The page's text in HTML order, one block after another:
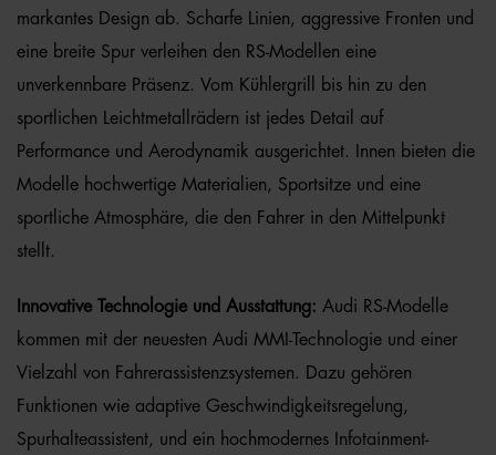
markantes Design ab. Scharfe Linien, aggressive Fronten und
eine breite Spur verleihen den RS-Modellen eine
unverkennbare Präsenz. Vom Kühlergrill bis hin zu den
sportlichen Leichtmetallrädern ist jedes Detail auf
Performance und Aerodynamik ausgerichtet. Innen bieten die
Modelle hochwertige Materialien, Sportsitze und eine
sportliche Atmosphäre, die den Fahrer in den Mittelpunkt
stellt.
Innovative Technologie und Ausstattung: Audi RS-Modelle
kommen mit der neuesten Audi MMI-Technologie und einer
Vielzahl von Fahrerassistenzsystemen. Dazu gehören
Funktionen wie adaptive Geschwindigkeitsregelung,
Spurhalteassistent, und ein hochmodernes Infotainment-